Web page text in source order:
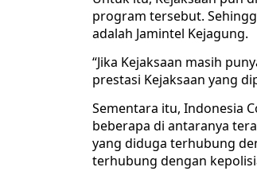
program tersebut.
adalah Jamintel Kejagung.
“Jika Kejaksaan masih
prestasi Kejaksaan yang
Sementara itu, Indonesia
beberapa di antaranya
yang diduga terhubung
terhubung dengan